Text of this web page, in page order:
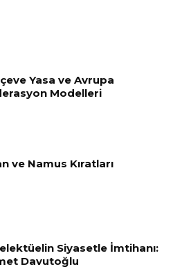
Yasa ve Avrupa
Modelleri
ve Namus Kıratları
Siyasetle İmtihanı:
Davutoğlu